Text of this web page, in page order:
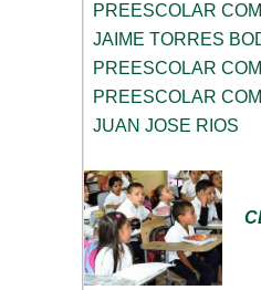
PREESCOLAR
JAIME TORRES
PREESCOLAR
PREESCOLAR
JUAN JOSE RIOS